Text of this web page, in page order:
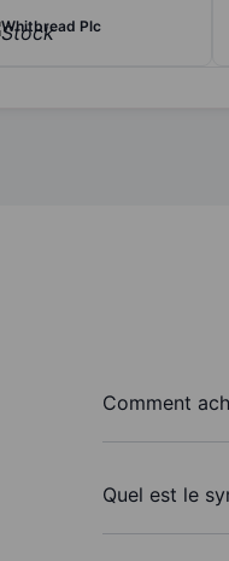
Whitbread Plc
Comment
Quel est le